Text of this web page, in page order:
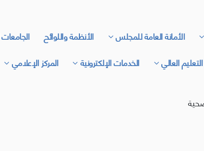
الأمانة العامة للمجلس الأنظمة واللوائح
العالي
الخدمات الإلكترونية المركز الإعلامي